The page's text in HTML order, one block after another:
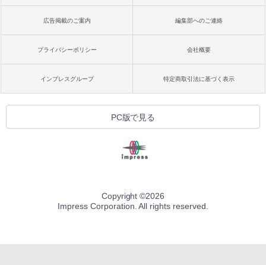
広告掲載のご案内 編集部へのご連絡
プライバシーポリシー 会社概要
インプレスグループ 特定商取引法に基づく表示
PC版で見る
Copyright ©2026
Impress Corporation. All rights reserved.